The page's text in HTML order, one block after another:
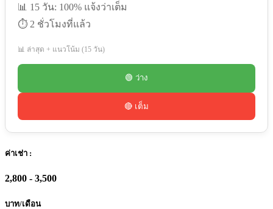
📊 15 วัน: 100% แจ้งว่าเต็ม
⏱️ 2 ชั่วโมงที่แล้ว
📊 ล่าสุด + แนวโน้ม (15 วัน)
🟢 ว่าง
🔴 เต็ม
ค่าเช่า :
2,800 - 3,500
บาท/เดือน